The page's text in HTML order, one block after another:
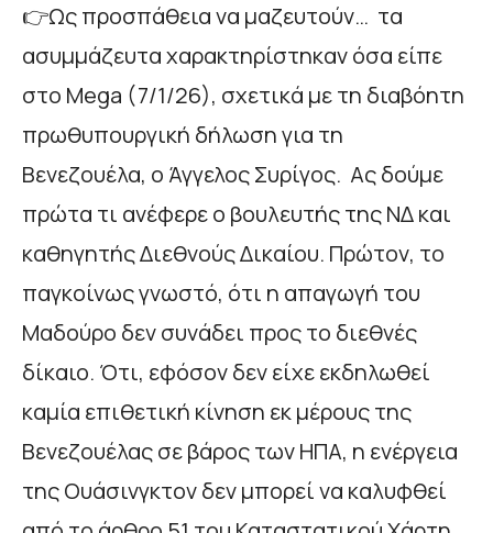
👉Ως προσπάθεια να μαζευτούν… τα
ασυμμάζευτα χαρακτηρίστηκαν όσα είπε
στο Mega (7/1/26), σχετικά με τη διαβόητη
πρωθυπουργική δήλωση για τη
Βενεζουέλα, ο Άγγελος Συρίγος. Ας δούμε
πρώτα τι ανέφερε ο βουλευτής της ΝΔ και
καθηγητής Διεθνούς Δικαίου. Πρώτον, το
παγκοίνως γνωστό, ότι η απαγωγή του
Μαδούρο δεν συνάδει προς το διεθνές
δίκαιο. Ότι, εφόσον δεν είχε εκδηλωθεί
καμία επιθετική κίνηση εκ μέρους της
Βενεζουέλας σε βάρος των ΗΠΑ, η ενέργεια
της Ουάσινγκτον δεν μπορεί να καλυφθεί